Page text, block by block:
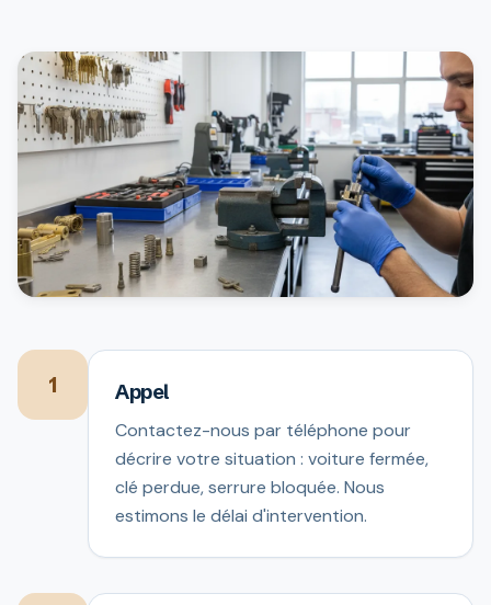
1 Appel
Contactez-nous par téléphone pour
décrire votre situation : voiture fermée,
clé perdue, serrure bloquée. Nous
estimons le délai d'intervention.